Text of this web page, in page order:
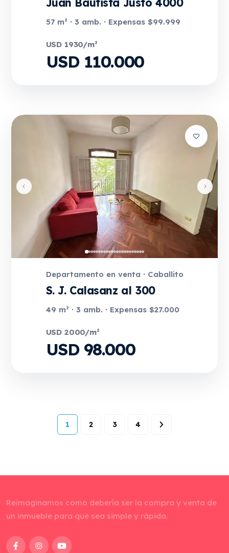
57 m² · 3 amb. · Expensas $99.999
USD 1930/m²
USD 110.000
Departamento en venta · Caballito
S. J. Calasanz al 300
49 m² · 3 amb. · Expensas $27.000
USD 2000/m²
USD 98.000
1 2 3 4
Reimaginamos como debería ser la compra y venta de
un inmueble para que sea simple y rápida.